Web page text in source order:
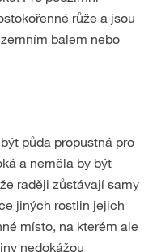
růže a jsou
balem nebo
půda propustná pro
a neměla by být
raději zůstávají samy
jiných rostlin jejich
místo, na kterém ale
nedokážou